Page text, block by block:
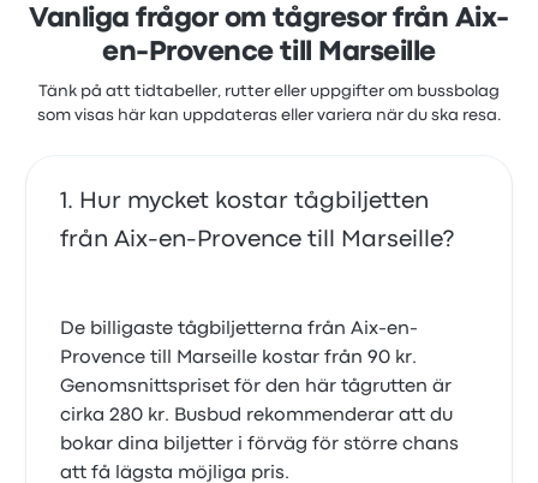
Vanliga frågor om tågresor från Aix-
en-Provence till Marseille
Tänk på att tidtabeller, rutter eller uppgifter om bussbolag
som visas här kan uppdateras eller variera när du ska resa.
Hur mycket kostar tågbiljetten
från Aix-en-Provence till Marseille?
De billigaste tågbiljetterna från Aix-en-
Provence till Marseille kostar från 90 kr.
Genomsnittspriset för den här tågrutten är
cirka 280 kr. Busbud rekommenderar att du
bokar dina biljetter i förväg för större chans
att få lägsta möjliga pris.